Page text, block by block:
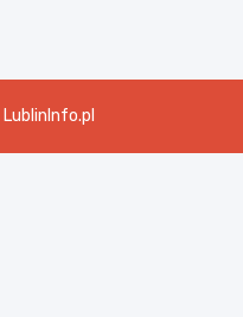
LublinInfo.pl